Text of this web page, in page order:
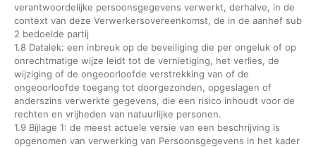
verantwoordelijke persoonsgegevens verwerkt, derhalve, in de
context van deze Verwerkersovereenkomst, de in de aanhef sub
2 bedoelde partij
1.8 Datalek: een inbreuk op de beveiliging die per ongeluk of op
onrechtmatige wijze leidt tot de vernietiging, het verlies, de
wijziging of de ongeoorloofde verstrekking van of de
ongeoorloofde toegang tot doorgezonden, opgeslagen of
anderszins verwerkte gegevens, die een risico inhoudt voor de
rechten en vrijheden van natuurlijke personen.
1.9 Bijlage 1: de meest actuele versie van een beschrijving is
opgenomen van verwerking van Persoonsgegevens in het kader